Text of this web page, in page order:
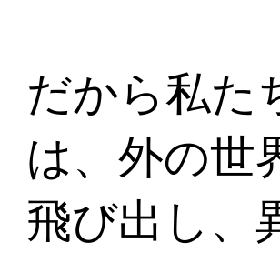
だから私た
は、外の世
飛び出し、